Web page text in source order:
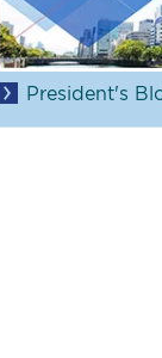
President's